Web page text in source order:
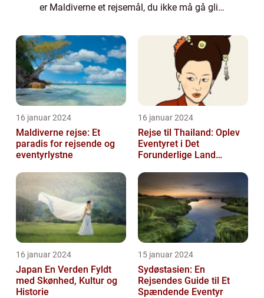
er Maldiverne et rejsemål, du ikke må gå glip
hvad der er vigtigt at vide o...
16 januar 2024
Maldiverne rejse: Et
paradis for rejsende og
eventyrlystne
16 januar 2024
Rejse til Thailand: Oplev
Eventyret i Det
Forunderlige Land
16 januar 2024
Japan En Verden Fyldt
med Skønhed, Kultur og
Historie
15 januar 2024
Sydøstasien: En
Rejsendes Guide til Et
Spændende Eventyr